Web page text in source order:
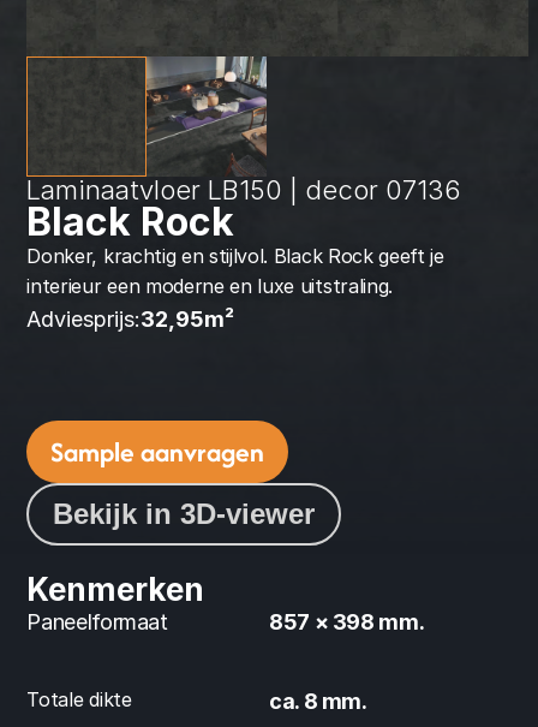
Laminaatvloer LB150 | decor 07136
Black Rock
Adviesprijs:32,95m²
Donker, krachtig en stijlvol. Black Rock geeft je
interieur een moderne en luxe uitstraling.
Sample aanvragen
Bekijk in 3D-viewer
Kenmerken
Paneelformaat 857 × 398 mm.
Totale dikte ca. 8 mm.